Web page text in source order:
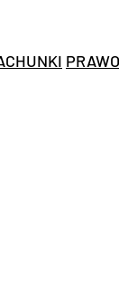
PRAWO